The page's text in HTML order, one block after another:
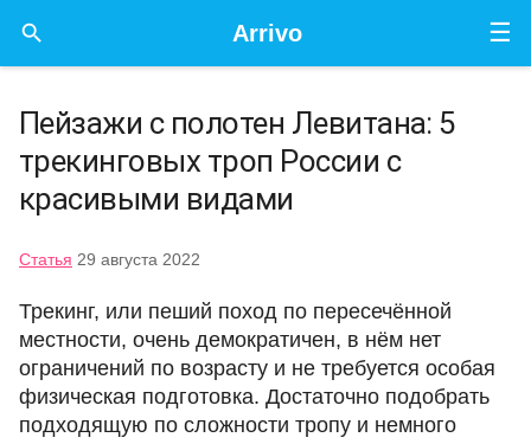
☰
Arrivo

Пейзажи с полотен Левитана: 5
трекинговых троп России с
красивыми видами
Статья 29 августа 2022
Трекинг, или пеший поход по пересечённой
местности, очень демократичен, в нём нет
ограничений по возрасту и не требуется особая
физическая подготовка. Достаточно подобрать
подходящую по сложности тропу и немного